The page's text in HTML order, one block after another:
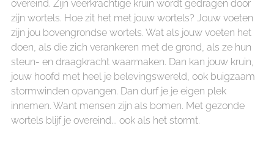
overeind. Zijn veerkrachtige kruin wordt gedragen door
zijn wortels. Hoe zit het met jouw wortels? Jouw voeten
zijn jou bovengrondse wortels. Wat als jouw voeten het
doen, als die zich verankeren met de grond, als ze hun
steun- en draagkracht waarmaken. Dan kan jouw kruin,
jouw hoofd met heel je belevingswereld, ook buigzaam
stormwinden opvangen. Dan durf je je eigen plek
innemen. Want mensen zijn als bomen. Met gezonde
wortels blijf je overeind... ook als het stormt.